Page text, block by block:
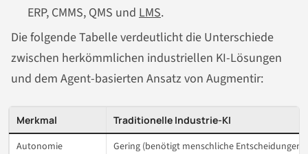
ERP, CMMS, QMS und LMS.
Die folgende Tabelle verdeutlicht die Unterschiede
zwischen herkömmlichen industriellen KI-Lösungen
und dem Agent-basierten Ansatz von Augmentir:
Merkmal Traditionelle Industrie-KI
Autonomie
Gering (benötigt menschliche Entscheidungen)